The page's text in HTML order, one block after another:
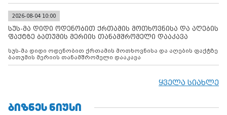
2026-08-04 10:00
სუს-მა დიდი ოდენობით ქრთამის მოთხოვნისა და აღების
ფაქტზე ბათუმის მერიის თანამშრომელი დააკავა
სუს-მა დიდი ოდენობით ქრთამის მოთხოვნისა და აღების ფაქტზე
ბათუმის მერიის თანამშრომელი დააკავა
ყველა სიახლე
ᲑᲘᲖᲜᲔᲡ ᲜᲘᲣᲡᲘ